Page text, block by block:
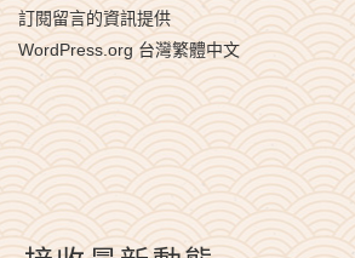
訂閱留言的資訊提供
WordPress.org 台灣繁體中文